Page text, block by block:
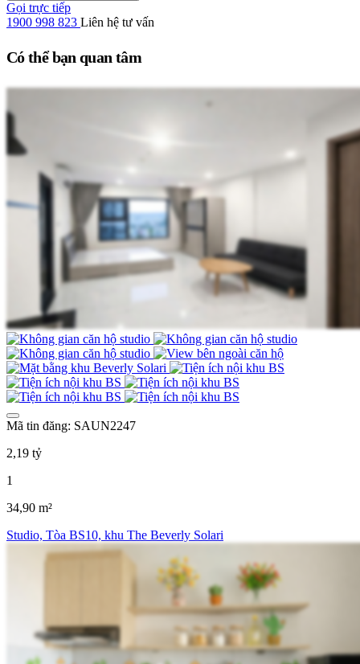
Gọi trực tiếp
1900 998 823 Liên hệ tư vấn
Có thể bạn quan tâm
Mã tin đăng: SAUN2247
2,19 tỷ
1
34,90 m²
Studio, Tòa BS10, khu The Beverly Solari